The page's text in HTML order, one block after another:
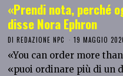
«Prendi nota, perché
disse Nora Ephron
DIREDAZIONE NPC 19 MAGGIO
«You can order more
«puoi ordinare più di un